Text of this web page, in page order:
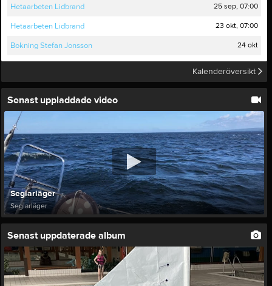
Hetaarbeten Lidbrand 25 sep, 07:00
Hetaarbeten Lidbrand 23 okt, 07:00
Bokning Stefan Jonsson 24 okt
Kalenderöversikt
Senast uppladdade video
Seglarläger
Seglarläger
Senast uppdaterade album